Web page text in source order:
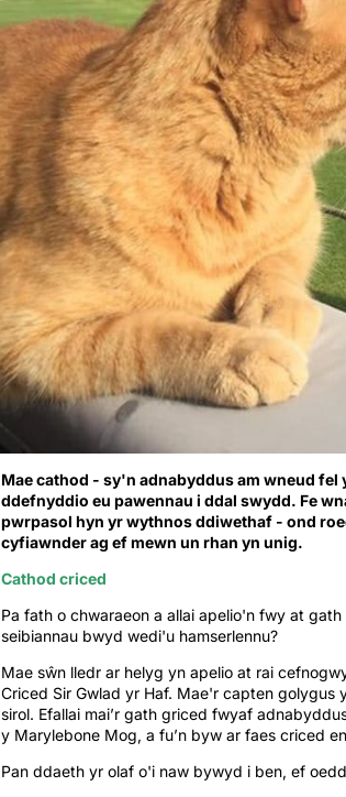
Mae cathod - sy'n adnabyddus am wneud
ddefnyddio eu pawennau i ddal swydd. Fe
pwrpasol hyn yr wythnos ddiwethaf - ond
cyfiawnder ag ef mewn un rhan yn unig.
Cathod criced
Pa fath o chwaraeon a allai apelio'n fwy at
seibiannau bwyd wedi'u hamserlennu?
Mae sŵn lledr ar helyg yn apelio at rai
Criced Sir Gwlad yr Haf. Mae'r capten
sirol. Efallai mai’r gath griced fwyaf
y Marylebone Mog, a fu’n byw ar faes criced
Pan ddaeth yr olaf o'i naw bywyd i ben, ef